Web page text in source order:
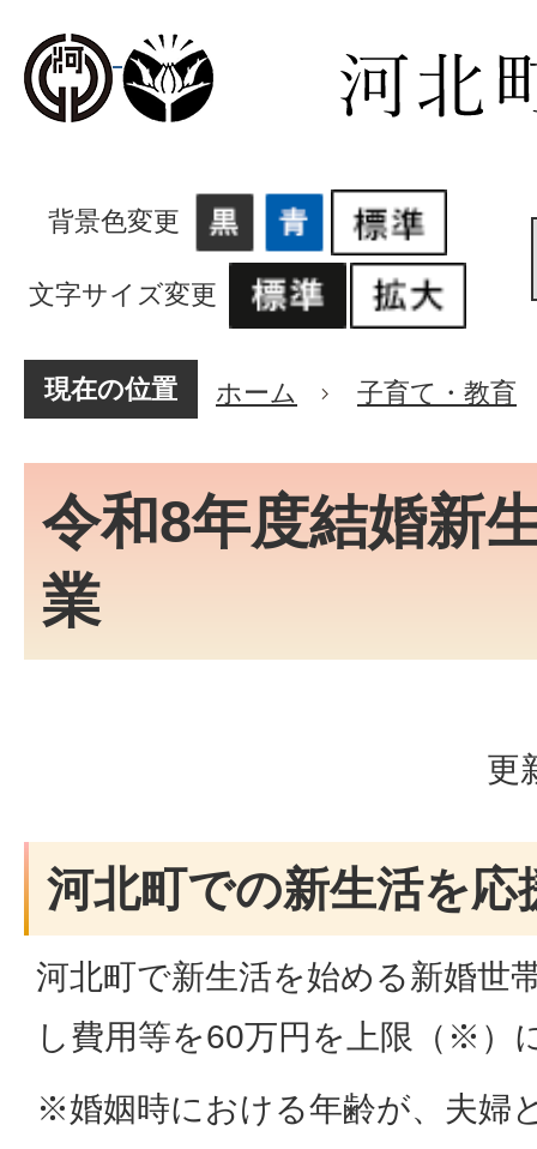
背景色変更
文字サイズ変更
現在の位置 ホーム 子育て・教育
令和8年度結婚新
業
更
河北町での新生活を応
河北町で新生活を始める新婚世
し費用等を60万円を上限（※）
※婚姻時における年齢が、夫婦